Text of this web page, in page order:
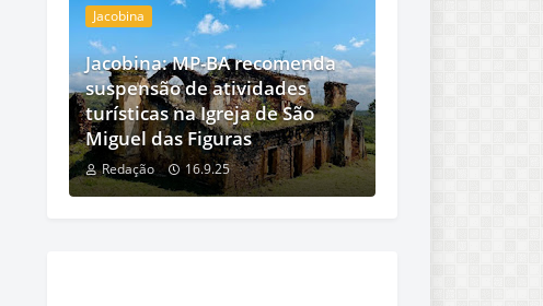
Jacobina
Jacobina: MP-BA recomenda
suspensão de atividades
turísticas na Igreja de São
Miguel das Figuras
Redação 16.9.25